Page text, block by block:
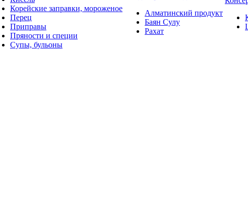
Корейские заправки, мороженое
Перец
Приправы
Пряности и специи
Супы, бульоны
Алматинский продукт
Баян Сулу
Рахат